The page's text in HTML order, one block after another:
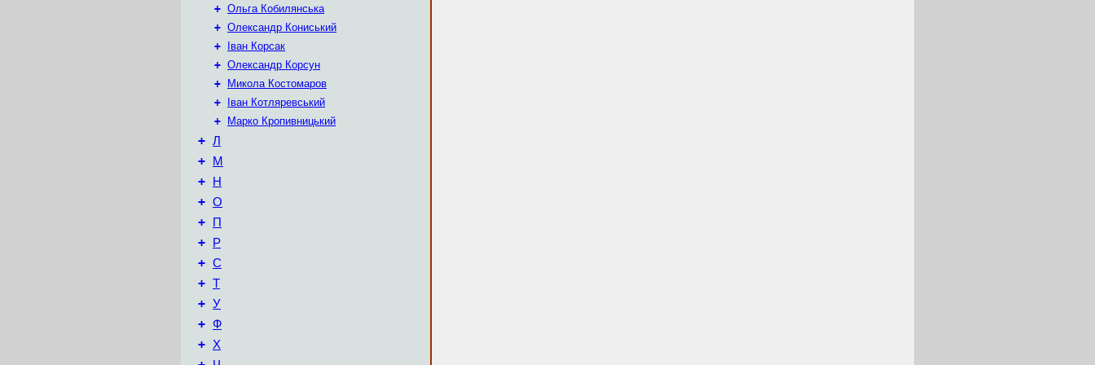
+ Ольга Кобилянська
+ Олександр Кониський
+
Іван Корсак
+ Олександр Корсун
+
Микола Костомаров
+
Іван Котляревський
+
Марко Кропивницький
+ Л
+ М
+ Н
+ О
+ П
+ Р
+ С
+ Т
+ У
+ Ф
+ Х